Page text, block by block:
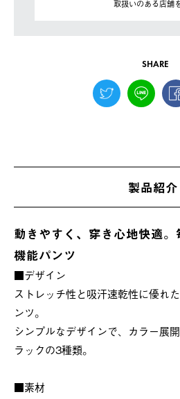
取扱いのある店舗
SHARE
製品紹介
動きやすく、穿き心地快適
機能パンツ
■デザイン
ストレッチ性と吸汗速乾性に優れ
ンツ。
シンプルなデザインで、カラー展
ラックの3種類。
■素材